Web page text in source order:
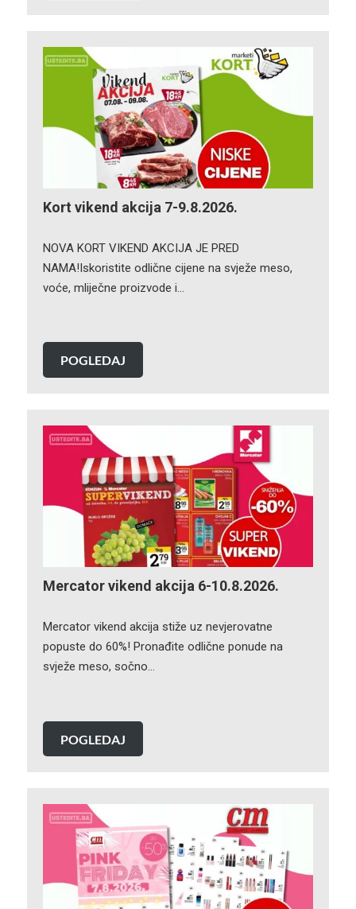
Kort vikend akcija 7-9.8.2026.
NOVA KORT VIKEND AKCIJA JE PRED
NAMA!Iskoristite odlične cijene na svježe meso,
voće, mliječne proizvode i…
POGLEDAJ
Mercator vikend akcija 6-10.8.2026.
Mercator vikend akcija stiže uz nevjerovatne
popuste do 60%! Pronađite odlične ponude na
svježe meso, sočno…
POGLEDAJ